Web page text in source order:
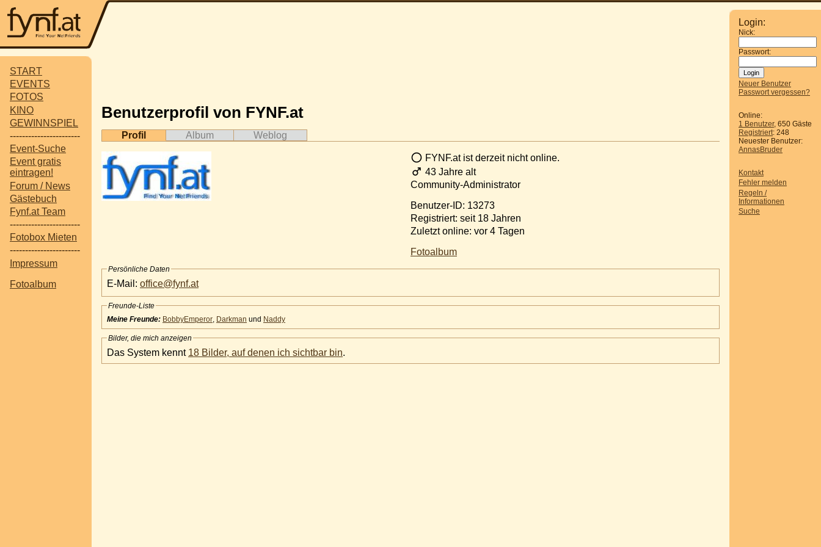
START
EVENTS
FOTOS
KINO
GEWINNSPIEL
-----------------------
Event-Suche
Event gratis
eintragen!
Forum / News
Gästebuch
Fynf.at Team
-----------------------
Fotobox Mieten
-----------------------
Impressum
Fotoalbum
Login:
Nick:
Passwort:
Neuer Benutzer
Passwort vergessen?
Online:
1 Benutzer, 650 Gäste
Registriert: 248
Neuester Benutzer:
AnnasBruder
Kontakt
Fehler melden
Regeln /
Informationen
Suche
Benutzerprofil von FYNF.at
Profil Album Weblog
FYNF.at ist derzeit nicht online.
43 Jahre alt
Community-Administrator
Benutzer-ID: 13273
Registriert: seit 18 Jahren
Zuletzt online: vor 4 Tagen
Fotoalbum
Persönliche Daten
E-Mail: office@fynf.at
Freunde-Liste
Meine Freunde: BobbyEmperor Darkman und Naddy
Bilder, die mich anzeigen
Das System kennt 18 Bilder, auf denen ich sichtbar bin.